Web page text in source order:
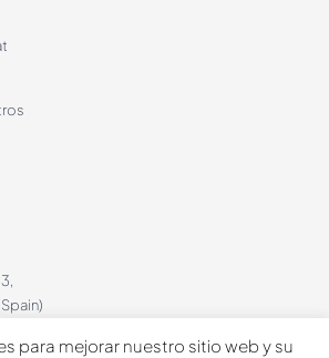
para mejorar nuestro sitio web y su